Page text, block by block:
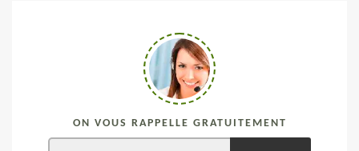
ON VOUS RAPPELLE GRATUITEMENT